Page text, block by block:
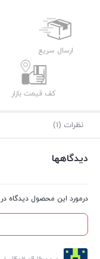
ارسال سریع
کف قیمت بازار
نظرات (1)
دیدگاهها
درمورد این محصول دیدگاه